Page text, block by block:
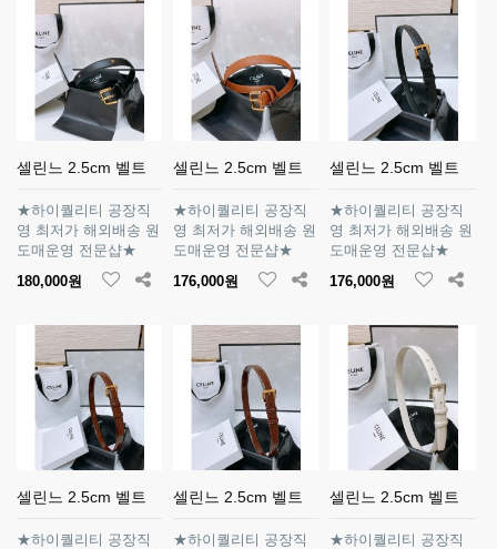
셀린느 2.5cm 벨트
★하이퀄리티 공장직
영 최저가 해외배송 원
도매운영 전문샵★
180,000원
셀린느 2.5cm 벨트
★하이퀄리티 공장직
영 최저가 해외배송 원
도매운영 전문샵★
176,000원
셀린느 2.5cm 벨트
★하이퀄리티 공장직
영 최저가 해외배송 원
도매운영 전문샵★
176,000원
셀린느 2.5cm 벨트
★하이퀄리티 공장직
셀린느 2.5cm 벨트
★하이퀄리티 공장직
셀린느 2.5cm 벨트
★하이퀄리티 공장직